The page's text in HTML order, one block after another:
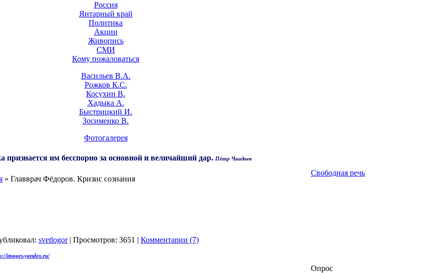
Россия
Янтарный край
Политика
Акции
Живопись
СМИ
Кому пожаловаться
Васильев В.А.
Рожков К.С.
Косухин В.
Хадыка А.
Быстрицкий И.
Зосименко В.
Фотогалерея
признается им бесспорно за основной и величайший дар. Пётр Чаадаев
» Главврач Фёдоров. Кризис сознания
svetlogor| Просмотров: 3651 | Комментарии (7)
images.yandex.ru/
Свободная речь
Опрос